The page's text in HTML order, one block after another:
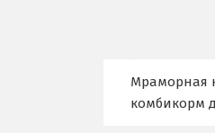
Мраморная
комбикорм